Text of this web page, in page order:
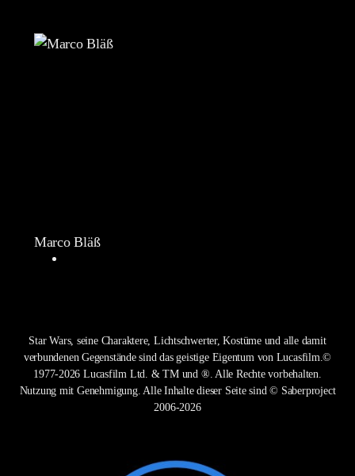
Marco Bläß
Star Wars, seine Charaktere, Lichtschwerter, Kostüme und alle damit
verbundenen Gegenstände sind das geistige Eigentum von Lucasfilm.©
1977-2026 Lucasfilm Ltd. & TM und ®. Alle Rechte vorbehalten.
Nutzung mit Genehmigung. Alle Inhalte dieser Seite sind © Saberproject
2006-2026